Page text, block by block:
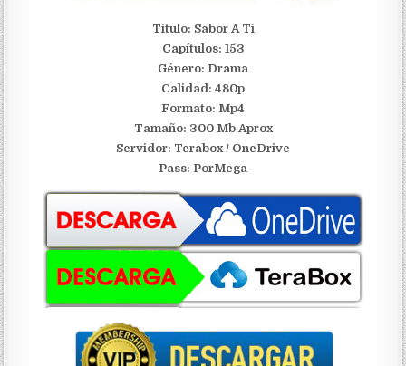
Titulo: Sabor A Ti
Capítulos: 153
Género: Drama
Calidad: 480p
Formato: Mp4
Tamaño: 300 Mb Aprox
Servidor: Terabox / OneDrive
Pass: PorMega